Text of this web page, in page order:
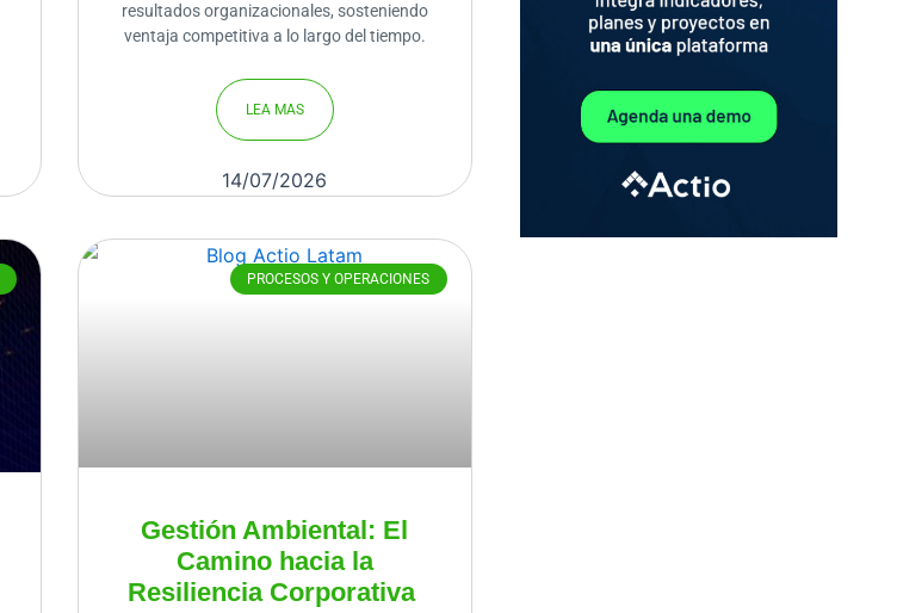
resultados organizacionales, sosteniendo
ventaja competitiva a lo largo del tiempo.
LEA MAS
14/07/2026
PROCESOS Y OPERACIONES
Gestión Ambiental: El
Camino hacia la
Resiliencia Corporativa